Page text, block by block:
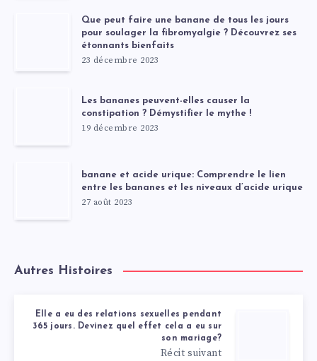
Que peut faire une banane de tous les jours
pour soulager la fibromyalgie ? Découvrez ses
étonnants bienfaits
23 décembre 2023
Les bananes peuvent-elles causer la
constipation ? Démystifier le mythe !
19 décembre 2023
banane et acide urique: Comprendre le lien
entre les bananes et les niveaux d’acide urique
27 août 2023
Autres Histoires
Elle a eu des relations sexuelles pendant
365 jours. Devinez quel effet cela a eu sur
son mariage?
Récit suivant